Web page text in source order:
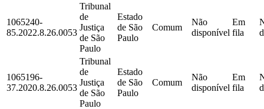
1065240-
85.2022.8.26.0053
Tribunal
de
Justiça
de São
Paulo
Estado
de São
Paulo
Comum
Não
disponível
Em
fila
1065196-
37.2020.8.26.0053
Tribunal
de
Justiça
de São
Paulo
Estado
de São
Paulo
Comum
Não
disponível
Em
fila